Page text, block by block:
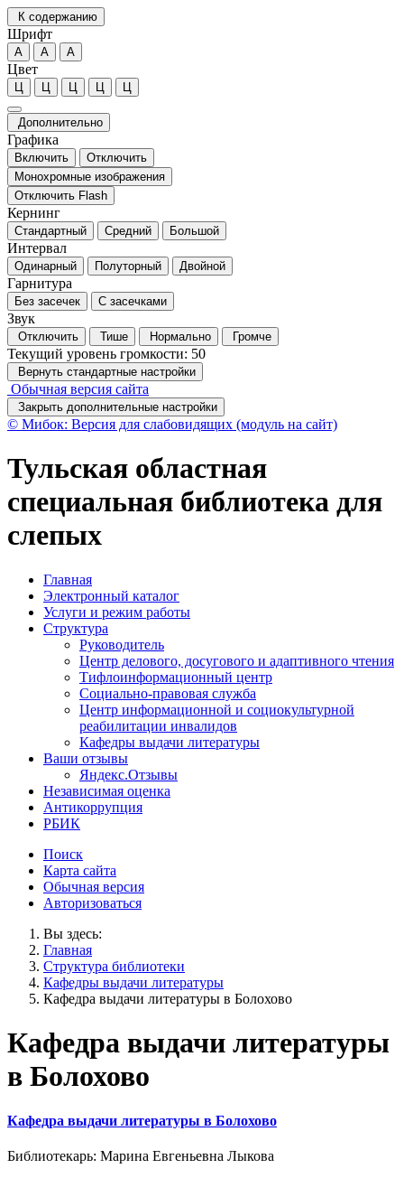
К содержанию
Шрифт
А А А
Цвет
Ц Ц Ц Ц Ц
Дополнительно
Графика
Включить
Отключить
Монохромные изображения
Отключить Flash
Кернинг
Стандартный Средний Большой
Интервал
Одинарный Полуторный Двойной
Гарнитура
Без засечек С засечками
Звук
Отключить Тише Нормально Громче
Текущий уровень громкости: 50
Вернуть стандартные настройки
Обычная версия сайта
Закрыть дополнительные настройки
© Мибок: Версия для слабовидящих (модуль на сайт)
Тульская областная
специальная библиотека для
слепых
Главная
Электронный каталог
Услуги и режим работы
Структура
Руководитель
Центр делового, досугового и адаптивного чтения
Тифлоинформационный центр
Социально-правовая служба
Центр информационной и социокультурной
реабилитации инвалидов
Кафедры выдачи литературы
Ваши отзывы
Яндекс.Отзывы
Независимая оценка
Антикоррупция
РБИК
Поиск
Карта сайта
Обычная версия
Авторизоваться
Вы здесь:
Главная
Структура библиотеки
Кафедры выдачи литературы
Кафедра выдачи литературы в Болохово
Кафедра выдачи литературы
в Болохово
Кафедра выдачи литературы в Болохово
Библиотекарь: Марина Евгеньевна Лыкова